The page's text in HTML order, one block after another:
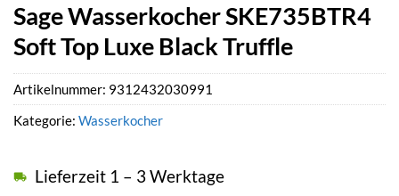
Sage Wasserkocher SKE735BTR4
Soft Top Luxe Black Truffle
Lieferzeit 1 – 3 Werktage
Artikelnummer: 9312432030991
Kategorie: Wasserkocher